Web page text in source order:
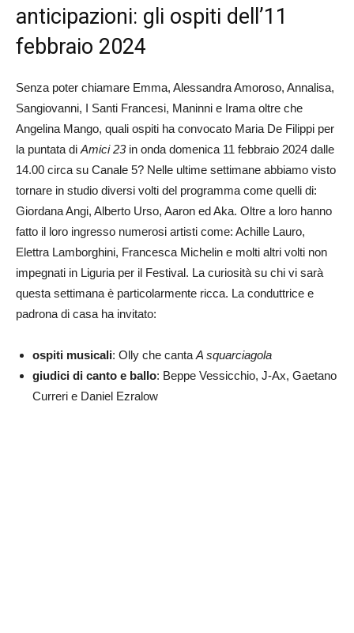
anticipazioni: gli ospiti dell’11
febbraio 2024
Senza poter chiamare Emma, Alessandra Amoroso, Annalisa,
Sangiovanni, I Santi Francesi, Maninni e Irama oltre che
Angelina Mango, quali ospiti ha convocato Maria De Filippi per
la puntata di Amici 23in onda domenica 11 febbraio 2024 dalle
14.00 circa su Canale 5? Nelle ultime settimane abbiamo visto
tornare in studio diversi volti del programma come quelli di:
Giordana Angi, Alberto Urso, Aaron ed Aka. Oltre a loro hanno
fatto il loro ingresso numerosi artisti come: Achille Lauro,
Elettra Lamborghini, Francesca Michelin e molti altri volti non
impegnati in Liguria per il Festival. La curiosità su chi vi sarà
questa settimana è particolarmente ricca. La conduttrice e
padrona di casa ha invitato:
ospiti musicali: Olly che canta A squarciagola
giudici di canto e ballo: Beppe Vessicchio, J-Ax, Gaetano
Curreri e Daniel Ezralow